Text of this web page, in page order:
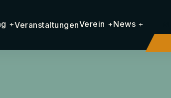
+VeranstaltungenVerein +News +